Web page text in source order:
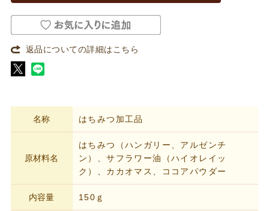
返品についての詳細はこちら
名称 はちみつ加工品
原材料名
はちみつ（ハンガリー、アルゼンチ
ン）、サフラワー油（ハイオレイッ
ク）、カカオマス、ココアパウダー
内容量 150ｇ